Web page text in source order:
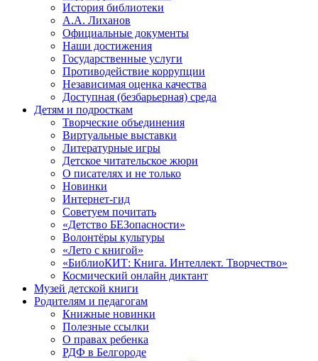
История библиотеки
А.А. Лиханов
Официальные документы
Наши достижения
Государственные услуги
Противодействие коррупции
Независимая оценка качества
Доступная (безбарьерная) среда
Детям и подросткам
Творческие объединения
Виртуальные выставки
Литературные игры
Детское читательское жюри
О писателях и не только
Новинки
Интернет-гид
Советуем почитать
«Детство БЕЗопасности»
Волонтёры культуры
«Лето с книгой»
«БиблиоКИТ: Книга. Интеллект. Творчество»
Космический онлайн диктант
Музей детской книги
Родителям и педагогам
Книжные новинки
Полезные ссылки
О правах ребенка
РДФ в Белгороде